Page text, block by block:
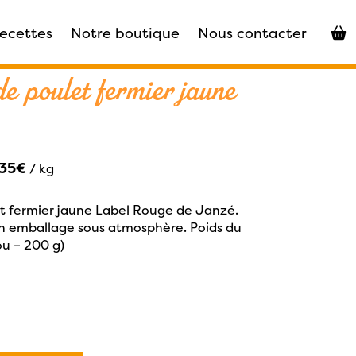
Notre boutique Nous contacter
poulet fermier jaune
/ kg
fermier jaune Label Rouge de Janzé.
emballage sous atmosphère. Poids du
– 200 g)